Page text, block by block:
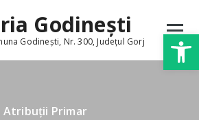
Godinești
Godinești, Nr. 300, Județul Gorj
Atribuții Primar